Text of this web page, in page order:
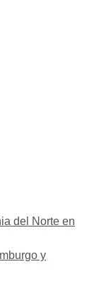
del Norte en
y